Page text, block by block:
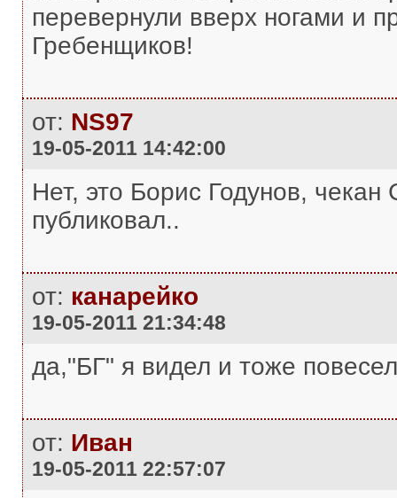
перевернули вверх ногами и
Гребенщиков!
от: NS97
19-05-2011 14:42:00
Нет, это Борис Годунов,
публиковал..
от: канарейко
19-05-2011 21:34:48
да,"БГ" я видел и тоже
от: Иван
19-05-2011 22:57:07